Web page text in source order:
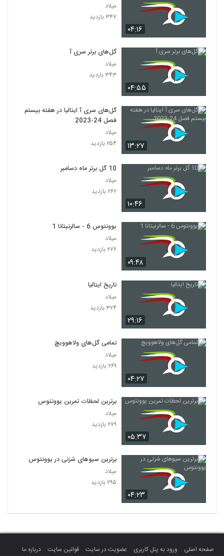
۰۴:۱۶
میلاد
۳۴۷ بازدید
۰۴:۵۵
گل‌های برتر سری آ
میلاد
۳۴۳ بازدید
۱۳:۲۷
گل‌های سری آ ایتالیا در هفته بیستم
فصل 24-2023
میلاد
۲۵۴ بازدید
۱۰:۴۶
10 گل برتر ماه دسامبر
میلاد
۲۶۲ بازدید
۰۹:۴۸
یوونتوس 6 - سالرنیتانا 1
میلاد
۲۷۶ بازدید
۲۹:۱۶
تاریخ ایتالیا
میلاد
۳۲۴ بازدید
۰۴:۲۷
تمامی گل‌های ولاهوویچ
میلاد
۲۶۹ بازدید
۰۵:۳۷
برترین لحظات تمرین یوونتوس
میلاد
۲۷۹ بازدید
۰۴:۲۳
برترین سیوهای شزنی در یوونتوس
میلاد
۲۹۵ بازدید
صفحه اصلی ورود به پنل کاربری عضویت در سایت قوانین سایت درباره ما